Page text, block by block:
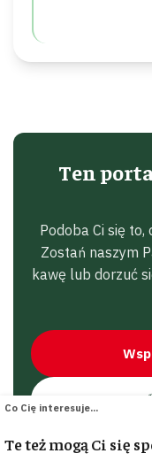
Co Cię interesuje...
Te też mogą Ci się
Ten
Podoba Ci się
Zostań naszym
kawę lub dorzuć